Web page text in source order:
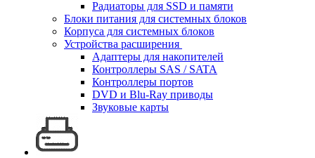
Радиаторы для SSD и памяти
Блоки питания для системных блоков
Корпуса для системных блоков
Устройства расширения
Адаптеры для накопителей
Контроллеры SAS / SATA
Контроллеры портов
DVD и Blu-Ray приводы
Звуковые карты